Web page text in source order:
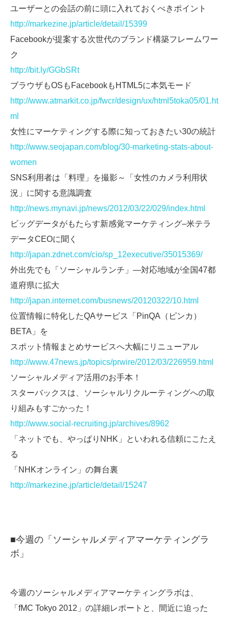
ユーザーとの会話の前に頭に入れておくべきポイント
http://markezine.jp/article/detail/15399
Facebookが提案する次世代のブランド構築フレームワー
ク
http://bit.ly/GGbSRt
ブラウザもOSもFacebookもHTML5に本気モード
http://www.atmarkit.co.jp/fwcr/design/ux/html5toka05/01.ht
ml
女性にマーケティングする際に知っておきたい30の統計
http://www.seojapan.com/blog/30-marketing-stats-about-
women
SNS利用者は「料理」を撮影～「女性のカメラ利用状
況」に関する意識調査
http://news.mynavi.jp/news/2012/03/22/029/index.html
ビッグデータがもたらす新感覚マーケティング–米テラ
データCEOに聞く
http://japan.zdnet.com/cio/sp_12executive/35015369/
外出先でも「ソーシャルランチ」―対応地域が全国47都
道府県に拡大
http://japan.internet.com/busnews/20120322/10.html
位置情報に特化したQAサービス「PinQA（ピンカ）
BETA」を
スポット情報まとめサービスへ大幅にリニューアル
http://www.47news.jp/topics/prwire/2012/03/226959.html
ソーシャルメディア活用のお手本！
スターバックスは、ソーシャルリクルーティングへの取
り組みもすごかった！
http://www.social-recruiting.jp/archives/8962
「ネットでも、やっぱりNHK」といわれる信頼にこたえ
る
「NHKオンライン」の舞台裏
http://markezine.jp/article/detail/15247
■今週の「ソーシャルメディアマーケティングラ
ボ」
今週のソーシャルメディアマーケティングラボは、
「fMC Tokyo 2012」の詳細レポートと、間近に迫った